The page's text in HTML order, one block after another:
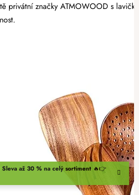
až 30 % na celý sortiment 🔥👉
privátní značky ATMOWOOD s